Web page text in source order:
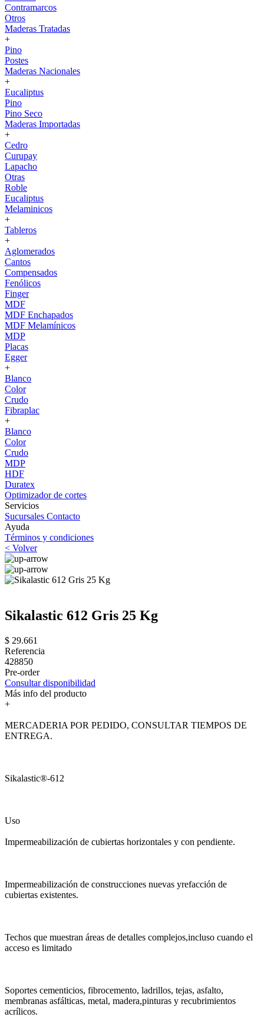
Contramarcos
Otros
Maderas Tratadas
+
Pino
Postes
Maderas Nacionales
+
Eucaliptus
Pino
Pino Seco
Maderas Importadas
+
Cedro
Curupay
Lapacho
Otras
Roble
Eucaliptus
Melaminicos
+
Tableros
+
Aglomerados
Cantos
Compensados
Fenólicos
Finger
MDF
MDF Enchapados
MDF Melamínicos
MDP
Placas
Egger
+
Blanco
Color
Crudo
Fibraplac
+
Blanco
Color
Crudo
MDP
HDF
Duratex
Optimizador de cortes
Servicios
Sucursales Contacto
Ayuda
Términos y condiciones
< Volver
Sikalastic 612 Gris 25 Kg
$ 29.661
Referencia
428850
Pre-order
Consultar disponibilidad
Más info del producto
+
MERCADERIA POR PEDIDO, CONSULTAR TIEMPOS DE
ENTREGA.
Sikalastic®-612
Uso
Impermeabilización de cubiertas horizontales y con pendiente.
Impermeabilización de construcciones nuevas yrefacción de
cubiertas existentes.
Techos que muestran áreas de detalles complejos,incluso cuando el
acceso es limitado
Soportes cementicios, fibrocemento, ladrillos, tejas, asfalto,
membranas asfálticas, metal, madera,pinturas y recubrimientos
acrílicos.